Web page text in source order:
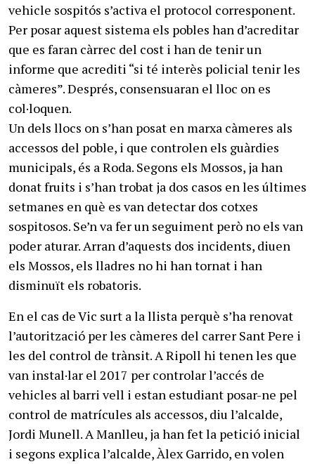
vehicle sospitós s’activa el protocol corresponent.
Per posar aquest sistema els pobles han d’acreditar
que es faran càrrec del cost i han de tenir un
informe que acrediti “si té interès policial tenir les
càmeres”. Després, consensuaran el lloc on es
col·loquen.
Un dels llocs on s’han posat en marxa càmeres als
accessos del poble, i que controlen els guàrdies
municipals, és a Roda. Segons els Mossos, ja han
donat fruits i s’han trobat ja dos casos en les últimes
setmanes en què es van detectar dos cotxes
sospitosos. Se’n va fer un seguiment però no els van
poder aturar. Arran d’aquests dos incidents, diuen
els Mossos, els lladres no hi han tornat i han
disminuït els robatoris.
En el cas de Vic surt a la llista perquè s’ha renovat
l’autorització per les càmeres del carrer Sant Pere i
les del control de trànsit. A Ripoll hi tenen les que
van instal·lar el 2017 per controlar l’accés de
vehicles al barri vell i estan estudiant posar-ne pel
control de matrícules als accessos, diu l’alcalde,
Jordi Munell. A Manlleu, ja han fet la petició inicial
i segons explica l’alcalde, Àlex Garrido, en volen